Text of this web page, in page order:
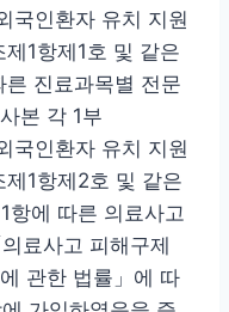
국인환자 유치 지원
1항제1호 및 같은
진료과목별 전문
본 각 1부
국인환자 유치 지원
1항제2호 및 같은
항에 따른 의료사고
료사고 피해구제
관한 법률」에 따